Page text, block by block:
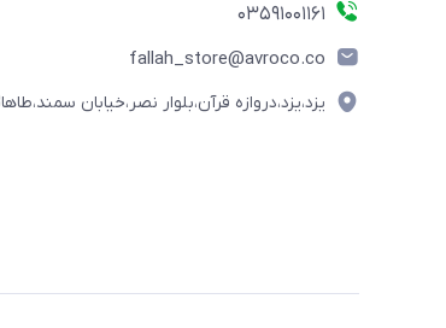
03591001161
fallah_store@avroco.co
یزد،یزد،دروازه قرآن،بلوار نصر،خیابان سمند،طاها3